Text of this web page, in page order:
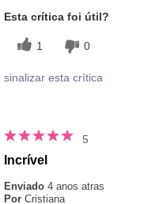
Esta crítica foi útil?
1 0
sinalizar esta crítica
5
Incrível
Enviado 4 anos atras
Por Cristiana